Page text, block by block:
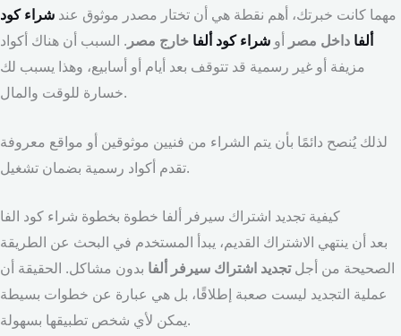
مهما كانت خبرتك، أهم نقطة هي أن تختار مصدر موثوق عند شراء كود
ألفا داخل مصر أو شراء كود ألفا خارج مصر . السبب أن هناك أكواد
مزيفة أو غير رسمية قد تتوقف بعد أيام أو أسابيع، وهذا يسبب لك
خسارة للوقت والمال.
لذلك يُنصح دائمًا بأن يتم الشراء من فنيين موثوقين أو مواقع معروفة
تقدم أكواد رسمية بضمان تشغيل.
كيفية تجديد اشتراك سيرفر ألفا خطوة بخطوة شراء كود الفا
بعد أن ينتهي الاشتراك القديم، يبدأ المستخدم في البحث عن الطريقة
الصحيحة من أجلتجديد اشتراك سيرفر ألفا بدون مشاكل. الحقيقة أن
عملية التجديد ليست صعبة إطلاقًا، بل هي عبارة عن خطوات بسيطة
يمكن لأي شخص تطبيقها بسهولة.